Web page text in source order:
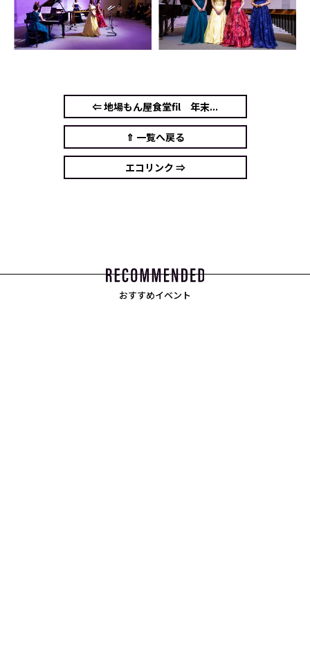
⇐ 地場もん屋食堂fil 年末...
⇑ 一覧へ戻る
エコリンク ⇒
おすすめイベント